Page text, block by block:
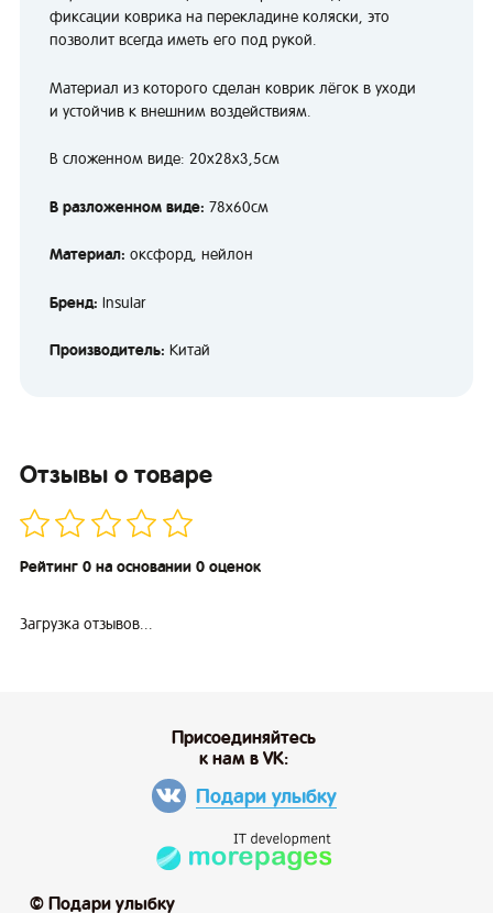
фиксации коврика на перекладине коляски, это
позволит всегда иметь его под рукой.
Материал из которого сделан коврик лёгок в уходи
и устойчив к внешним воздействиям.
В сложенном виде: 20х28х3,5см
В разложенном виде: 78х60см
Материал: оксфорд, нейлон
Бренд: Insular
Производитель: Китай
Отзывы о товаре
Рейтинг 0 на основании 0 оценок
Загрузка отзывов...
© Подари улыбку
Присоединяйтесь
к нам в VK:
Подари улыбку